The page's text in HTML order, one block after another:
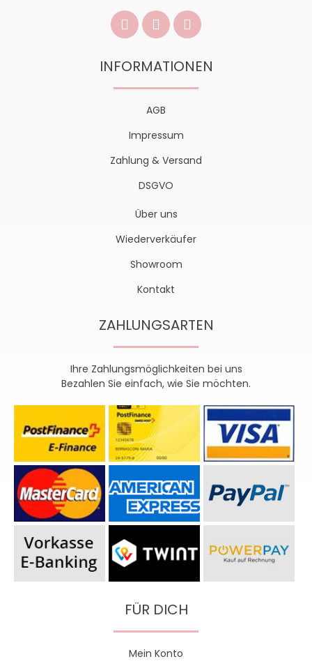
INFORMATIONEN
AGB
Impressum
Zahlung & Versand
DSGVO
Über uns
Wiederverkäufer
Showroom
Kontakt
ZAHLUNGSARTEN
Ihre Zahlungsmöglichkeiten bei uns
Bezahlen Sie einfach, wie Sie möchten.
FÜR DICH
Mein Konto